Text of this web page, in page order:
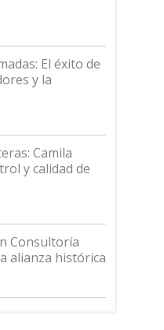
El éxito de
y la
Camila
y calidad de
Consultoría
alianza histórica